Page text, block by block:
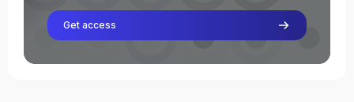
Get access